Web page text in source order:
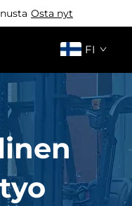
Osta nyt
FI